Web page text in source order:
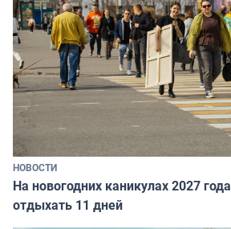
НОВОСТИ
На новогодних каникулах 2027
отдыхать 11 дней